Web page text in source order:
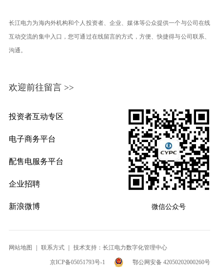
长江电力为海内外机构和个人投资者、企业、媒体等公众提供一个与公司在线
互动交流的集中入口，您可通过在线留言的方式，方便、快捷得与公司联系、
沟通。
欢迎前往留言 >>
投资者互动专区
电子商务平台
配售电服务平台
企业招聘
新浪微博 微信公众号
网站地图 联系方式｜ 技术支持：长江电力数字化管理中心
京ICP备05051793号-1 鄂公网安备 42050202000260号